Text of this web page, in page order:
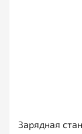
Зарядная